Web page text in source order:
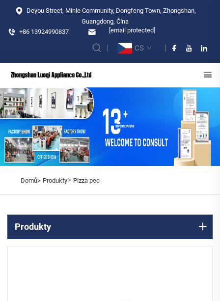
Deyou Street, Minle Community, Dongfeng Town, Zhongshan,
Guangdong, Čína
+86 13924990837
[email protected]
CS
Domů> Produkty> Pizza pec
Produkty